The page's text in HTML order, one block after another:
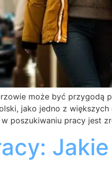
może być przygodą
jako jedno z
poszukiwaniu pracy jest